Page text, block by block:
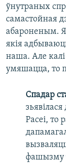
ўнутраных
самастойная
абароненым. Я
якія
наша. Але
умяшацца, то
Спадар
Расеі, то
фашызму